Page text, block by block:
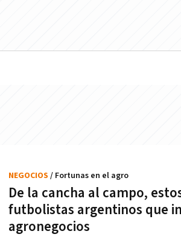
De la cancha al campo,
futbolistas argentinos que
agronegocios
NEGOCIOS / Fortunas en el agro